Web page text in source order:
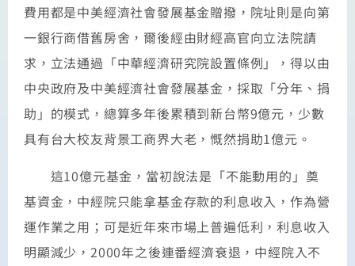
費用都是中美經濟社會發展基金贈撥，院址則是向第
一銀行商借舊房舍，爾後經由財經高官向立法院請
求，立法通過「中華經濟研究院設置條例」，得以由
中央政府及中美經濟社會發展基金，採取「分年、捐
助」的模式，總算多年後累積到新台幣9億元，少數
具有台大校友背景工商界大老，慨然捐助1億元。
這10億元基金，當初說法是「不能動用的」奠
基資金，中經院只能拿基金存款的利息收入，作為營
運作業之用；可是近年來市場上普遍低利，利息收入
明顯減少，2000年之後連番經濟衰退，中經院入不